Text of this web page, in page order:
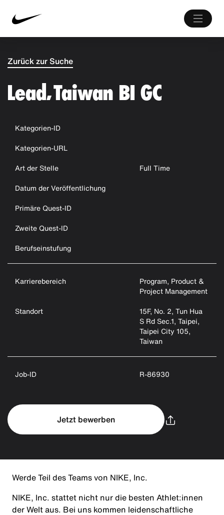
Zurück zur Suche
Lead, Taiwan BI GC
Kategorien-ID
Kategorien-URL
Art der Stelle
Full Time
Datum der Veröffentlichung
Primäre Quest-ID
Zweite Quest-ID
Berufseinstufung
Karrierebereich
Program, Product &
Project Management
Standort
15F, No. 2, Tun Hua
S Rd Sec.1, Taipei,
Taipei City 105,
Taiwan
Job-ID R-86930
Jetzt bewerben
Werde Teil des Teams von NIKE, Inc.
NIKE, Inc. stattet nicht nur die besten Athlet:innen
der Welt aus. Bei uns kommen leidenschaftliche